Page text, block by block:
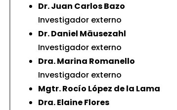
Dr. Juan Carlos Bazo
Investigador externo
Dr. Daniel Mäusezahl
Investigador externo
Dra. Marina Romanello
Investigador externo
Mgtr. Rocío López de la Lama
Dra. Elaine Flores